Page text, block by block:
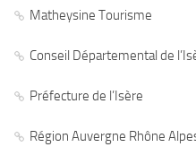
Matheysine Tourisme
Conseil Départemental de
Préfecture de l’Isère
Région Auvergne Rhône